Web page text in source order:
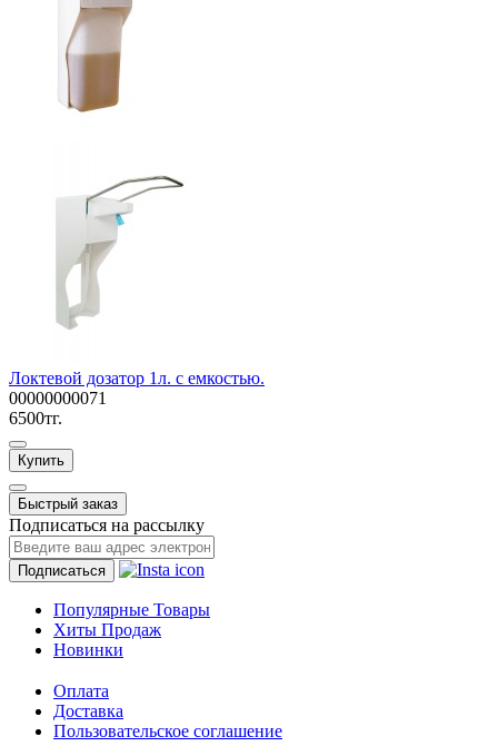
Локтевой дозатор 1л. с емкостью.
00000000071
6500тг.
Купить
Быстрый заказ
Подписаться на рассылку
Подписаться
Популярные Товары
Хиты Продаж
Новинки
Оплата
Доставка
Пользовательское соглашение